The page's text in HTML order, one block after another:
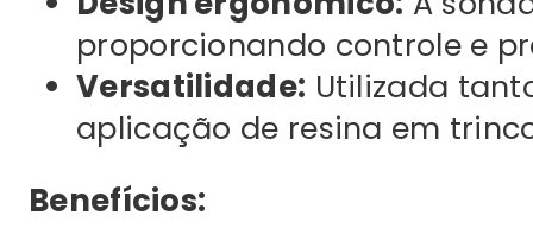
proporcionando controle e
Versatilidade: Utilizada
aplicação de resina em
Benefícios: